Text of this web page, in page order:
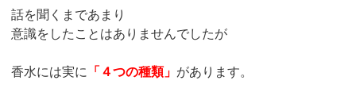
話を聞くまであまり
意識をしたことはありませんでしたが
香水には実に 「４つの種類」 があります。